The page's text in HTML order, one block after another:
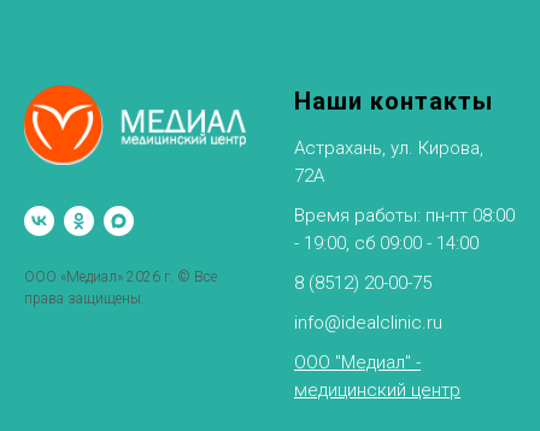
ООО «Медиал» 2026 г. © Все
права защищены.
Наши контакты
Астрахань, ул. Кирова,
72А
Время работы: пн-пт 08:00
- 19:00, сб 09:00 - 14:00
8 (8512) 20-00-75
info@idealclinic.ru
ООО "Медиал" -
медицинский центр